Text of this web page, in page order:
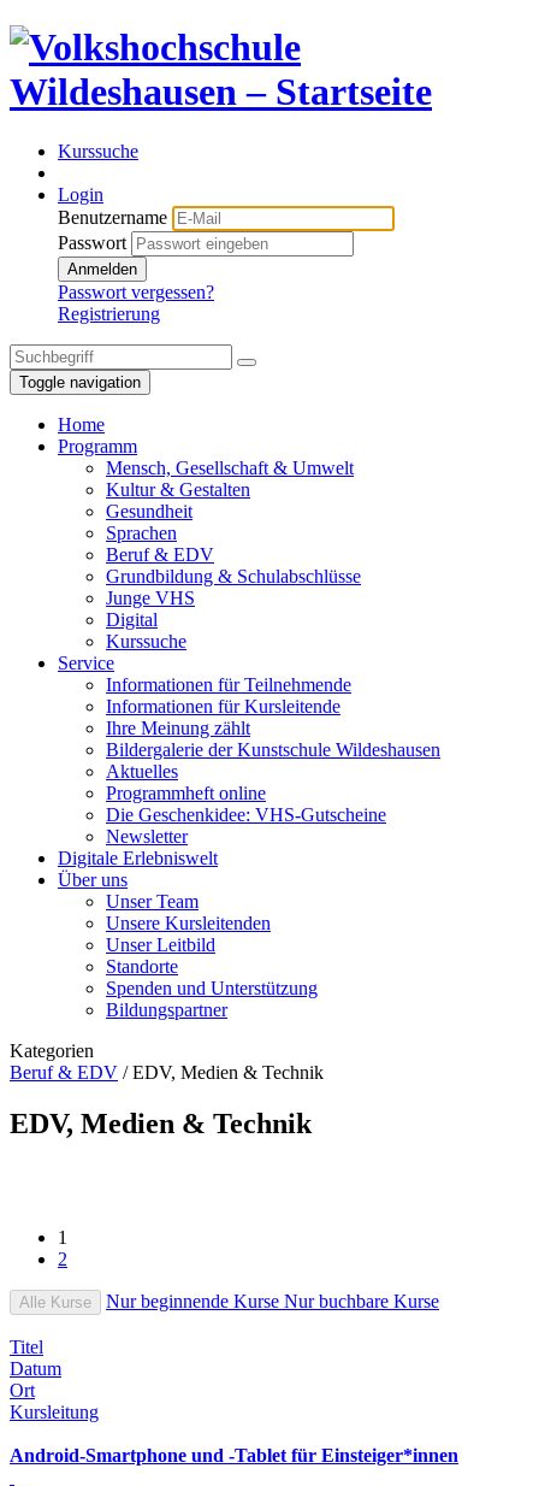
Kurssuche
Login
Benutzername
Passwort
Anmelden
Passwort vergessen?
Registrierung
Toggle navigation
Home
Programm
Mensch, Gesellschaft & Umwelt
Kultur & Gestalten
Gesundheit
Sprachen
Beruf & EDV
Grundbildung & Schulabschlüsse
Junge VHS
Digital
Kurssuche
Service
Informationen für Teilnehmende
Informationen für Kursleitende
Ihre Meinung zählt
Bildergalerie der Kunstschule Wildeshausen
Aktuelles
Programmheft online
Die Geschenkidee: VHS-Gutscheine
Newsletter
Digitale Erlebniswelt
Über uns
Unser Team
Unsere Kursleitenden
Unser Leitbild
Standorte
Spenden und Unterstützung
Bildungspartner
Kategorien
Beruf & EDV /EDV, Medien & Technik
EDV, Medien & Technik
1
2
Alle Kurse Nur beginnende Kurse Nur buchbare Kurse
Titel
Datum
Ort
Kursleitung
Android-Smartphone und -Tablet für Einsteiger*innen